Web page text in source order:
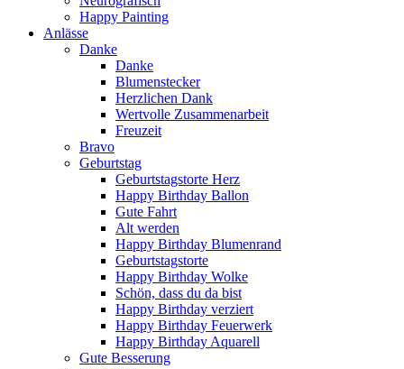
Happy Painting
Anlässe
Danke
Danke
Blumenstecker
Herzlichen Dank
Wertvolle Zusammenarbeit
Freuzeit
Bravo
Geburtstag
Geburtstagstorte Herz
Happy Birthday Ballon
Gute Fahrt
Alt werden
Happy Birthday Blumenrand
Geburtstagstorte
Happy Birthday Wolke
Schön, dass du da bist
Happy Birthday verziert
Happy Birthday Feuerwerk
Happy Birthday Aquarell
Gute Besserung